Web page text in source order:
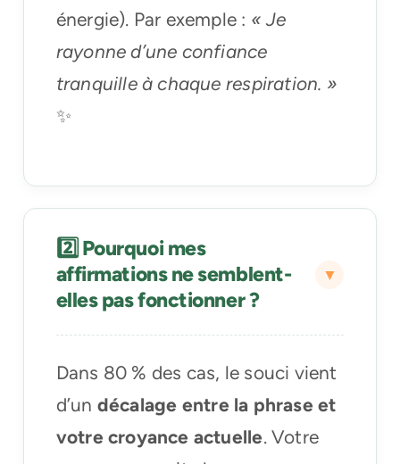
énergie). Par exemple : « Je
rayonne d’une confiance
tranquille à chaque respiration. »
✨
2️⃣ Pourquoi mes
affirmations ne semblent-
elles pas fonctionner ?
Dans 80 % des cas, le souci vient
d’un décalage entre la phrase et
votre croyance actuelle. Votre